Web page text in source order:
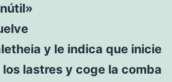
y le indica que inicie
lastres y coge la comba